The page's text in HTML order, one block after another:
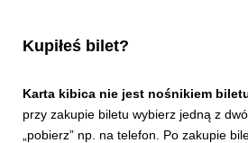
Kupiłeś bilet?
Karta kibica nie jest nośnikiem
przy zakupie biletu wybierz jedną z
„pobierz” np. na telefon. Po zakupie